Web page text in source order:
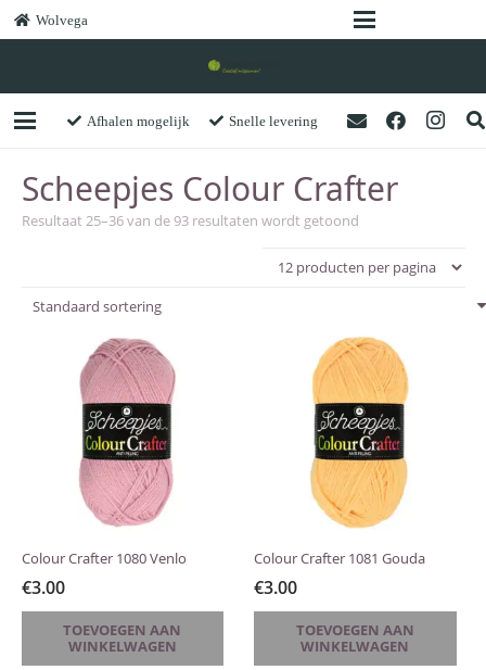
Wolvega
Afhalen mogelijk Snelle levering
Scheepjes Colour Crafter
Resultaat 25–36 van de 93 resultaten wordt getoond
Colour Crafter 1080 Venlo
€3.00
TOEVOEGEN AAN
WINKELWAGEN
Colour Crafter 1081 Gouda
€3.00
TOEVOEGEN AAN
WINKELWAGEN